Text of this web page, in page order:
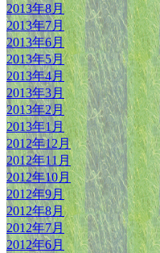
2013年8月
2013年7月
2013年6月
2013年5月
2013年4月
2013年3月
2013年2月
2013年1月
2012年12月
2012年11月
2012年10月
2012年9月
2012年8月
2012年7月
2012年6月